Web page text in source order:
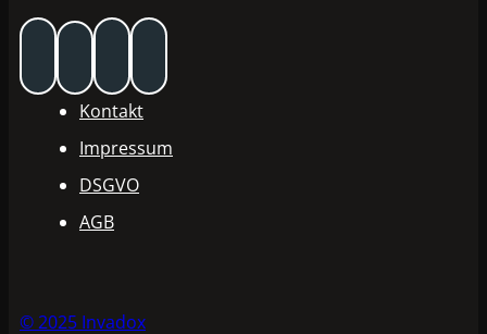
Kontakt
Impressum
DSGVO
AGB
© 2025 Invadox